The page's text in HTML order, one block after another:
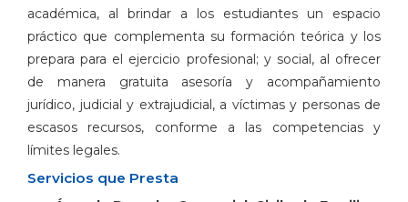
académica, al brindar a los estudiantes un espacio
práctico que complementa su formación teórica y los
prepara para el ejercicio profesional; y social, al ofrecer
de manera gratuita asesoría y acompañamiento
jurídico, judicial y extrajudicial, a víctimas y personas de
escasos recursos, conforme a las competencias y
límites legales.
Servicios que Presta